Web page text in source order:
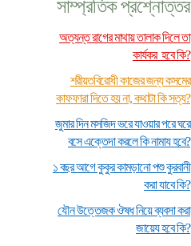
সাম্প্রতিক প্রশ্নোত্তর
অত্যন্ত রাগের মাথায় তালাক দিলে তা
কার্যকর হবে কি?
শরীয়তবিরোধী কাজের জন্য কসমের
কাফফারা দিতে হয় না, কথাটা কি সত্য?
জুমার দিন মসজিদ ভরে যাওয়ার পরে ঘরে
বসে এক্তেদা করলে কি নামায হবে?
১ বছর আগে কুকুর কামড়ানো পশু কুরবানী
করা যাবে কি?
যৌন উত্তেজক ঔষধ নিয়ে ব্যবসা করা
জায়েয হবে কি?